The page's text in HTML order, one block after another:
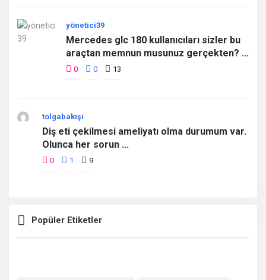
yönetici39
Mercedes glc 180 kullanıcıları sizler bu
araçtan memnun musunuz gerçekten? ...
0 0 13
tolgabakışı
Diş eti çekilmesi ameliyatı olma durumum var.
Olunca her sorun ...
0 1 9
Popüler Etiketler